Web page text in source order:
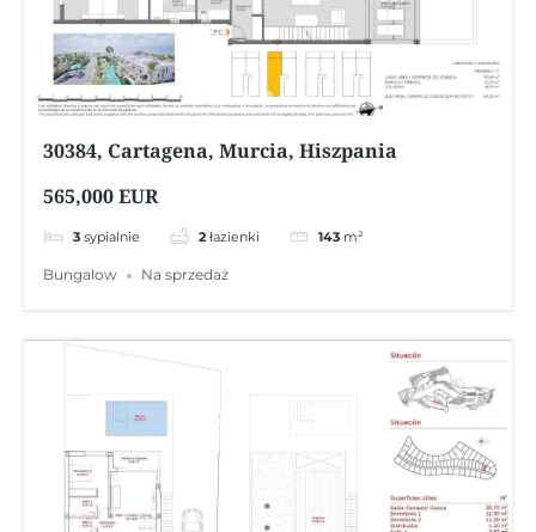
30384, Cartagena, Murcia, Hiszpania
565,000 EUR
3 sypialnie 2 łazienki 143 m²
Bungalow Na sprzedaż